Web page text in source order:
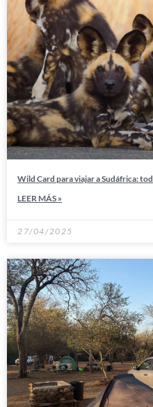
Wild Card para viajar a Sudáfrica:
LEER MÁS »
27/04/2025